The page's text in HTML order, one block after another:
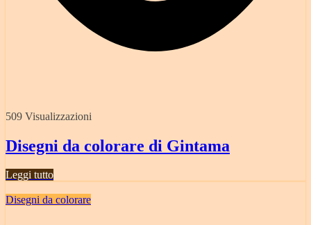
509 Visualizzazioni
Disegni da colorare di Gintama
Leggi tutto
Disegni da colorare